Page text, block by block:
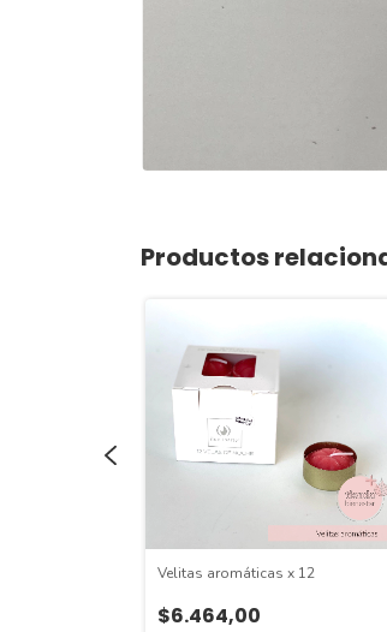
Productos
Velitas aromáticas x 12
$6.464,00